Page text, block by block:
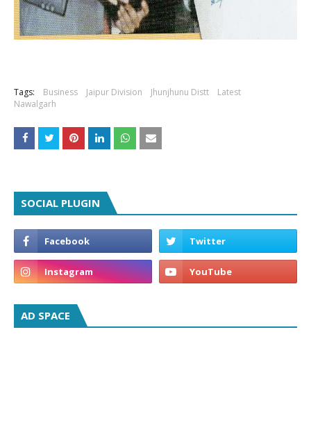
Tags: Business Jaipur Division Jhunjhunu Distt
Latest
Nawalgarh
SOCIAL PLUGIN
AD SPACE